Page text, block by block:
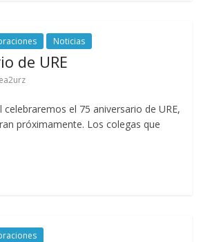
Noticias
de URE
ea2urz
celebraremos el 75 aniversario de URE,
próximamente. Los colegas que